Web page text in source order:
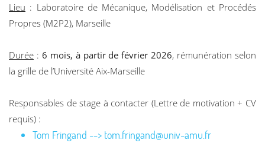
Lieu : Laboratoire de Mécanique, Modélisation et Procédés
Propres (M2P2), Marseille
Durée : 6 mois, à partir de février 2026, rémunération selon
la grille de l’Université Aix-Marseille
Responsables de stage à contacter (Lettre de motivation + CV
requis) :
Tom Fringand --> tom.fringand@univ-amu.fr